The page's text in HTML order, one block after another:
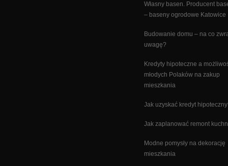
Własny basen. Producent
– baseny ogrodowe Katowice
Budowanie domu – na co
uwagę?
Kredyty hipoteczne a
młodych Polaków na zakup
mieszkania
Jak uzyskać kredyt
Jak zaplanować remont
Modne pomysły na dekorację
mieszkania